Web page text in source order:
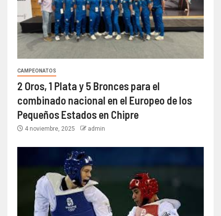
CAMPEONATOS
2 Oros, 1 Plata y 5 Bronces para el
combinado nacional en el Europeo de los
Pequeños Estados en Chipre
4 noviembre, 2025 admin